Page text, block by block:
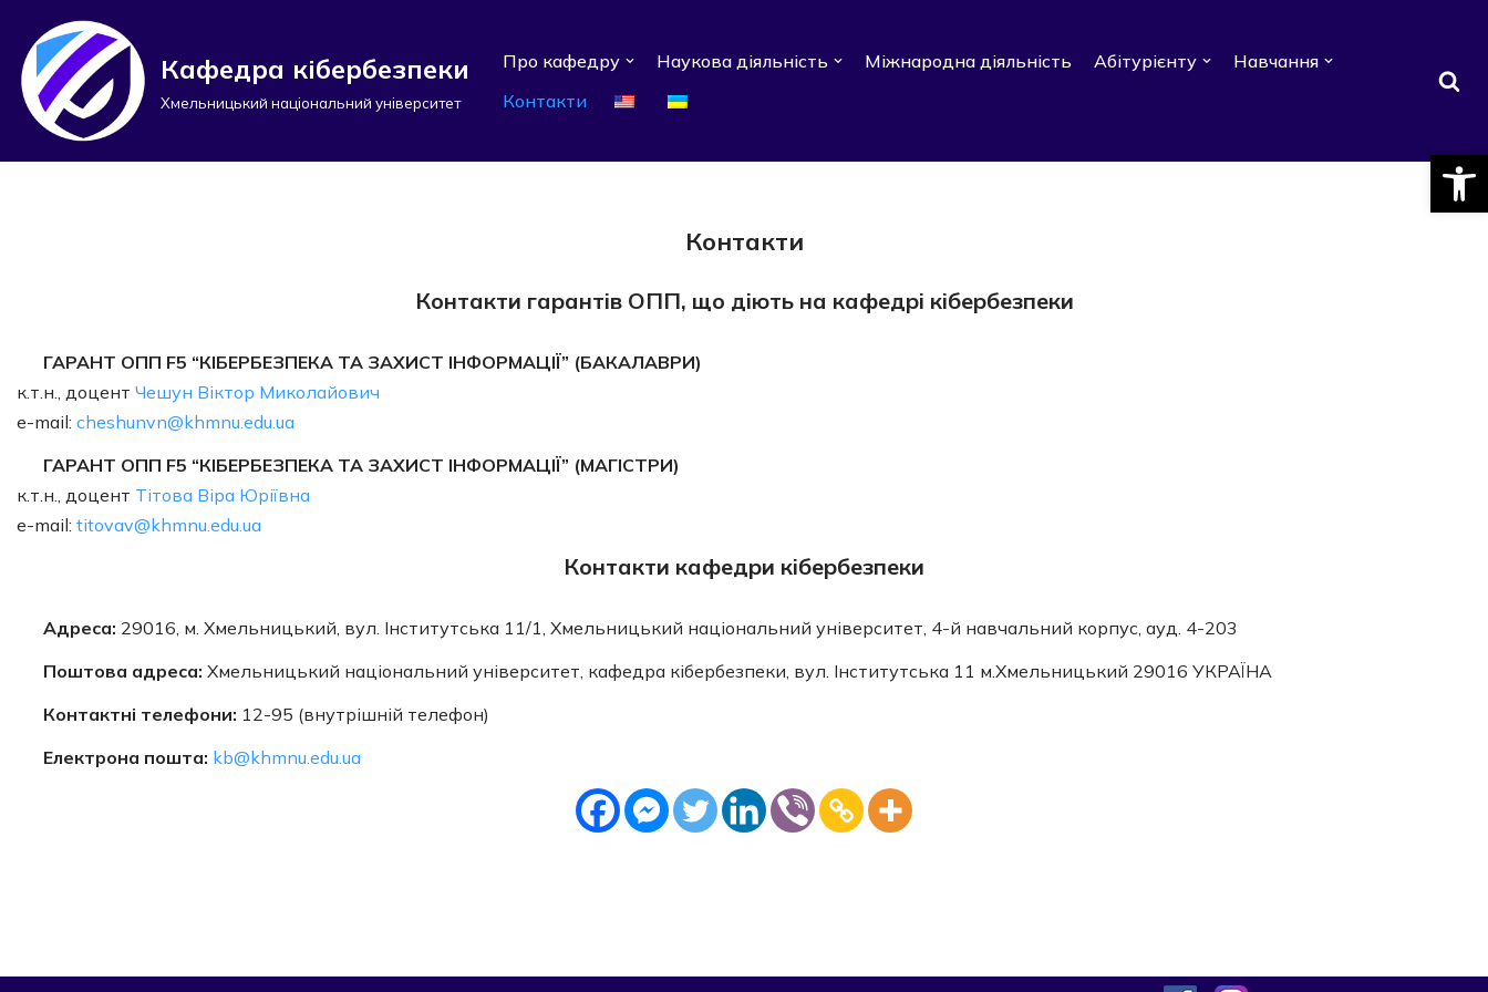
Перейти
до
вмісту
Кафедра кібербезпеки
Хмельницький національний університет
Про кафедру Наукова діяльність Міжнародна діяльність Абітурієнту
Навчання
Контакти
Контакти
Контакти гарантів ОПП, що діють на кафедрі кібербезпеки
ГАРАНТ ОПП F5 “КІБЕРБЕЗПЕКА ТА ЗАХИСТ ІНФОРМАЦІЇ” (БАКАЛАВРИ)
к.т.н., доцент Чешун Віктор Миколайович
e-mail: cheshunvn@khmnu.edu.ua
ГАРАНТ ОПП F5 “КІБЕРБЕЗПЕКА ТА ЗАХИСТ ІНФОРМАЦІЇ” (МАГІСТРИ)
к.т.н., доцент Тітова Віра Юріївна
e-mail: titovav@khmnu.edu.ua
Контакти кафедри кібербезпеки
Адреса: 29016, м. Хмельницький, вул. Інститутська 11/1, Хмельницький національний університет, 4-й навчальний корпус, ауд. 4-203
Поштова адреса: Хмельницький національний університет, кафедра кібербезпеки, вул. Інститутська 11 м.Хмельницький 29016 УКРАЇНА
Контактні телефони: 12-95 (внутрішній телефон)
Електрона пошта: kb@khmnu.edu.ua